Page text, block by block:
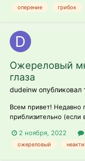
оперение грибок
Ожереловый
глаза
dudeinw опубликовал
Всем привет! Недавно
приблизительно (если
влажности, нет
Все было хорошо,
2 ноября, 2022
ожереловый